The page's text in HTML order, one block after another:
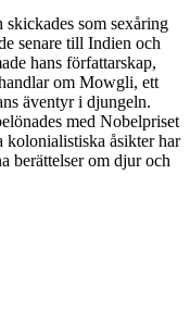
som sexåring
senare till Indien och
hans författarskap,
om Mowgli, ett
äventyr i djungeln.
med Nobelpriset
kolonialistiska åsikter har
berättelser om djur och